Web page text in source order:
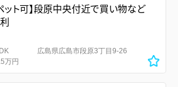
ット可】段原中央付近で買い物など
万円
広島県広島市段原3丁目9-26